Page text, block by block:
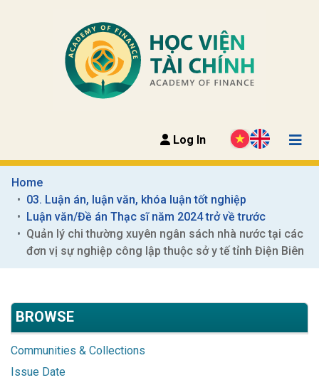
Log In
Home
03. Luận án, luận văn, khóa luận tốt nghiệp
Luận văn/Đề án Thạc sĩ năm 2024 trở về trước
Quản lý chi thường xuyên ngân sách nhà nước tại các
đơn vị sự nghiệp công lập thuộc sở y tế tỉnh Điện Biên
BROWSE
Communities & Collections
Issue Date